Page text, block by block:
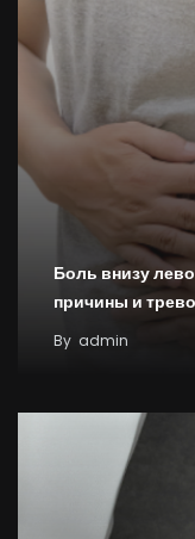
Боль внизу
причины и
By admin